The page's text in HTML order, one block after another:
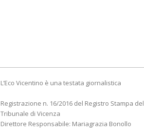
L’Eco Vicentino è una testata giornalistica
Registrazione n. 16/2016 del Registro Stampa del
Tribunale di Vicenza
Direttore Responsabile: Mariagrazia Bonollo